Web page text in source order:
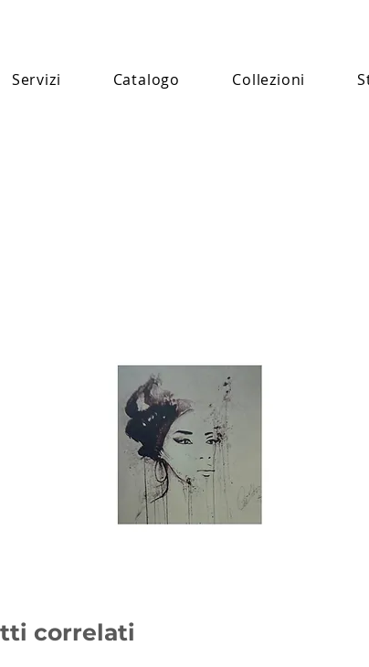
Servizi Catalogo Collezioni
correlati